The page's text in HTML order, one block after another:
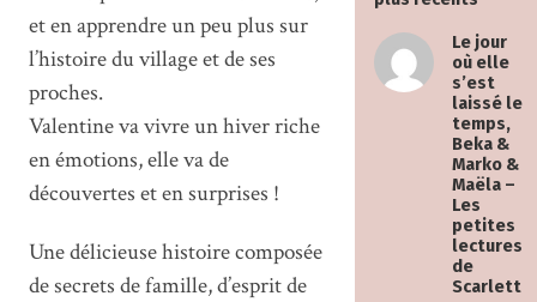
Le jour
où elle
s’est
laissé le
temps,
Beka &
Marko &
Maëla –
Les
petites
lectures
de
Scarlett
et en apprendre un peu plus sur
l’histoire du village et de ses
proches.
Valentine va vivre un hiver riche
en émotions, elle va de
découvertes et en surprises !
Une délicieuse histoire composée
de secrets de famille, d’esprit de